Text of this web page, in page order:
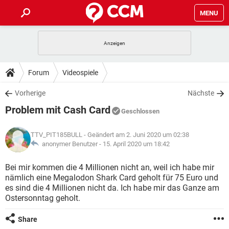
MENU
ANDROID
WINDOWS 10
WHATSAPP TIKTOK
FACEBOOK
TIPPS & TRICKS
SPIELE
WHATSAPP TIKTOK
FACEBOOK
DOWNLOADS
SPIELE STREAMING
ANDROID
WINDOWS 10 INSTAGRAM
WHATSAPP TIKTOK
FACEBOOK HARDWARE
SPIELE STREAMING
ANDROID
WINDOWS 10 INSTAGRAM
WHATSAPP TIKTOK
LEXIKON
SPIELE STREAMING
ANDROID IOS
WINDOWS 10
WHATSAPP
Forum Videospiele
Vorherige Nächste
Problem mit Cash Card Geschlossen
TTV_PIT185BULL - Geändert am 2. Juni 2020 um 02:38
anonymer Benutzer - 15. April 2020 um 18:42
Bei mir kommen die 4 Millionen nicht an, weil ich habe mir
nämlich eine Megalodon Shark Card geholt für 75 Euro und
es sind die 4 Millionen nicht da. Ich habe mir das Ganze am
Ostersonntag geholt.
Share